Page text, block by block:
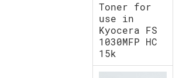
Toner for
use in
Kyocera FS
1030MFP HC
15k